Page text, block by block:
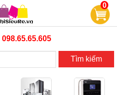
0
098.65.65.605
Tìm kiếm